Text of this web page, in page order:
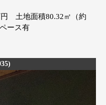
土地面積80.32㎡（約
ペース有